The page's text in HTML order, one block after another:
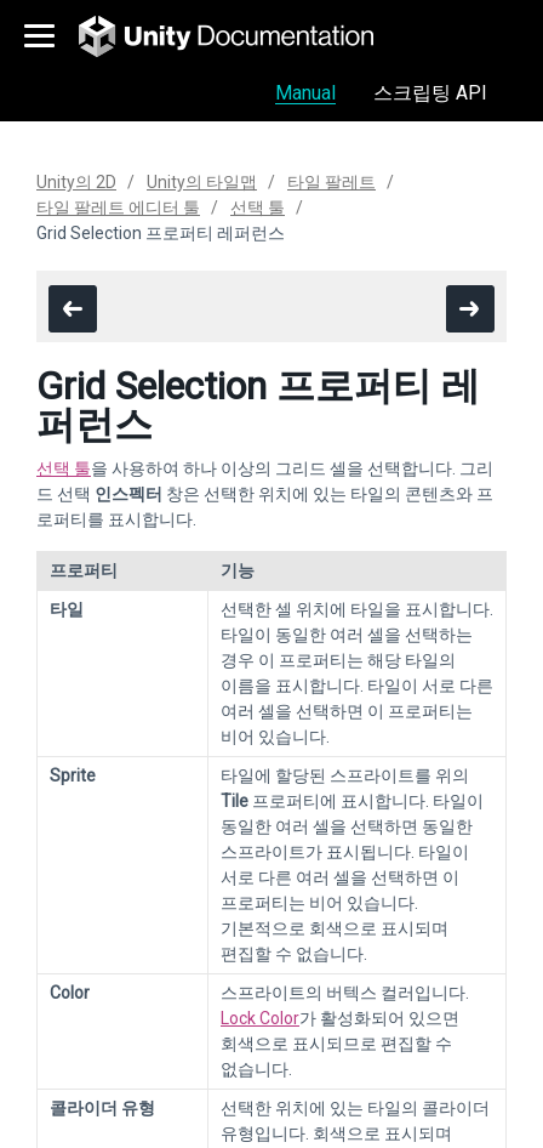
Manual 스크립팅 API
Unity의 2D Unity의 타일맵
타일 팔레트
타일 팔레트 에디터 툴
선택 툴
Grid Selection 프로퍼티 레퍼런스
Grid Selection 프로퍼티 레
퍼런스
선택 툴을 사용하여 하나 이상의 그리드 셀을 선택합니다. 그리
드 선택 인스펙터 창은 선택한 위치에 있는 타일의 콘텐츠와 프
로퍼티를 표시합니다.
프로퍼티
기능
타일
선택한 셀 위치에 타일을 표시합니다.
타일이 동일한 여러 셀을 선택하는
경우 이 프로퍼티는 해당 타일의
이름을 표시합니다. 타일이 서로 다른
여러 셀을 선택하면 이 프로퍼티는
비어 있습니다.
Sprite
타일에 할당된 스프라이트를 위의
Tile 프로퍼티에 표시합니다. 타일이
동일한 여러 셀을 선택하면 동일한
스프라이트가 표시됩니다. 타일이
서로 다른 여러 셀을 선택하면 이
프로퍼티는 비어 있습니다.
기본적으로 회색으로 표시되며
편집할 수 없습니다.
Color
스프라이트의 버텍스 컬러입니다.
Lock Color가 활성화되어 있으면
회색으로 표시되므로 편집할 수
없습니다.
콜라이더 유형
선택한 위치에 있는 타일의 콜라이더
유형입니다. 회색으로 표시되며